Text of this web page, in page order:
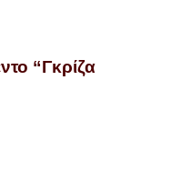
“Γκρίζα